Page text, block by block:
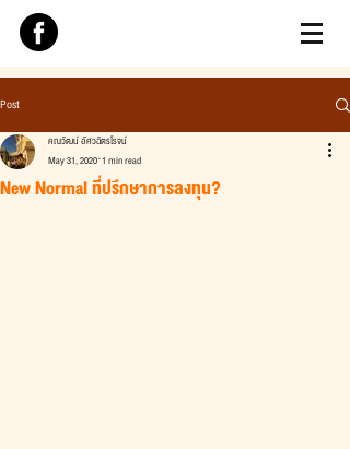
Post
New Normal ที่ปรึกษาการลงทุน?
คณวัฒน์ อัศวฉัตรโรจน์
May 31, 2020 1 min read